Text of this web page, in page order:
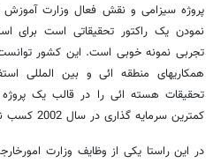
پروژه سیزامی و نقش فعال وزارت آموزش
نمودن یک راکتور تحقیقاتی است برای
تجربی نمونه خوبی است. این کشور
همکاریهای منطقه ائی و بین المللی
تحقیقات هسته ائی را در قالب یک
کمترین سرمایه گذاری در سال 2002 کسب نماید.
در این راستا یکی از وظایف وزارت